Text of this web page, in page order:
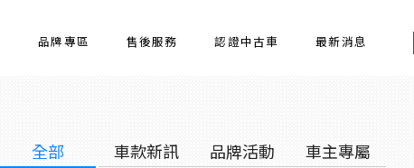
品牌專區 售後服務 認證中古車 最新消息
全部 車款新訊 品牌活動 車主專屬